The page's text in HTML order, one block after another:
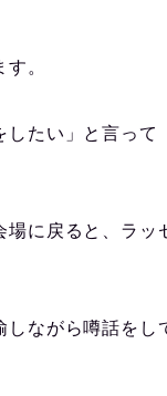
。
たい」と言って
に戻ると、ラッ
ながら噂話を